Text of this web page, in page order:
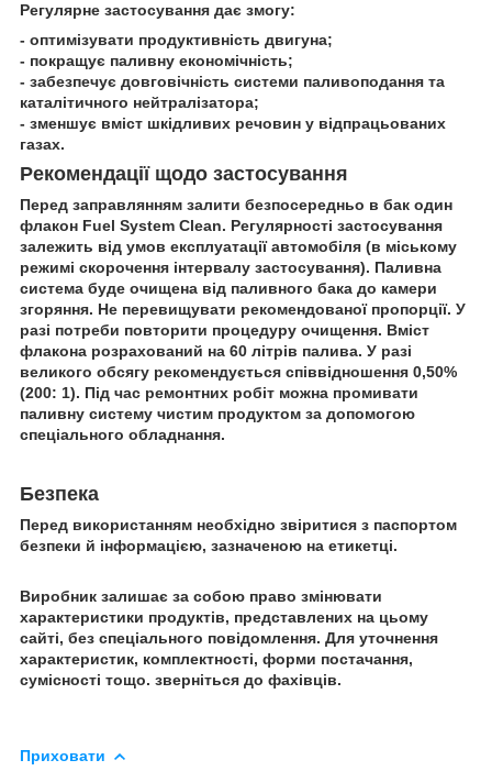
Регулярне застосування дає змогу:
- оптимізувати продуктивність двигуна;
- покращує паливну економічність;
- забезпечує довговічність системи паливоподання та
каталітичного нейтралізатора;
- зменшує вміст шкідливих речовин у відпрацьованих
газах.
Рекомендації щодо застосування
Перед заправлянням залити безпосередньо в бак один
флакон Fuel System Clean. Регулярності застосування
залежить від умов експлуатації автомобіля (в міському
режимі скорочення інтервалу застосування). Паливна
система буде очищена від паливного бака до камери
згоряння. Не перевищувати рекомендованої пропорції. У
разі потреби повторити процедуру очищення. Вміст
флакона розрахований на 60 літрів палива. У разі
великого обсягу рекомендується співвідношення 0,50%
(200: 1). Під час ремонтних робіт можна промивати
паливну систему чистим продуктом за допомогою
спеціального обладнання.
Безпека
Перед використанням необхідно звіритися з паспортом
безпеки й інформацією, зазначеною на етикетці.
Виробник залишає за собою право змінювати
характеристики продуктів, представлених на цьому
сайті, без спеціального повідомлення. Для уточнення
характеристик, комплектності, форми постачання,
сумісності тощо. зверніться до фахівців.
Приховати